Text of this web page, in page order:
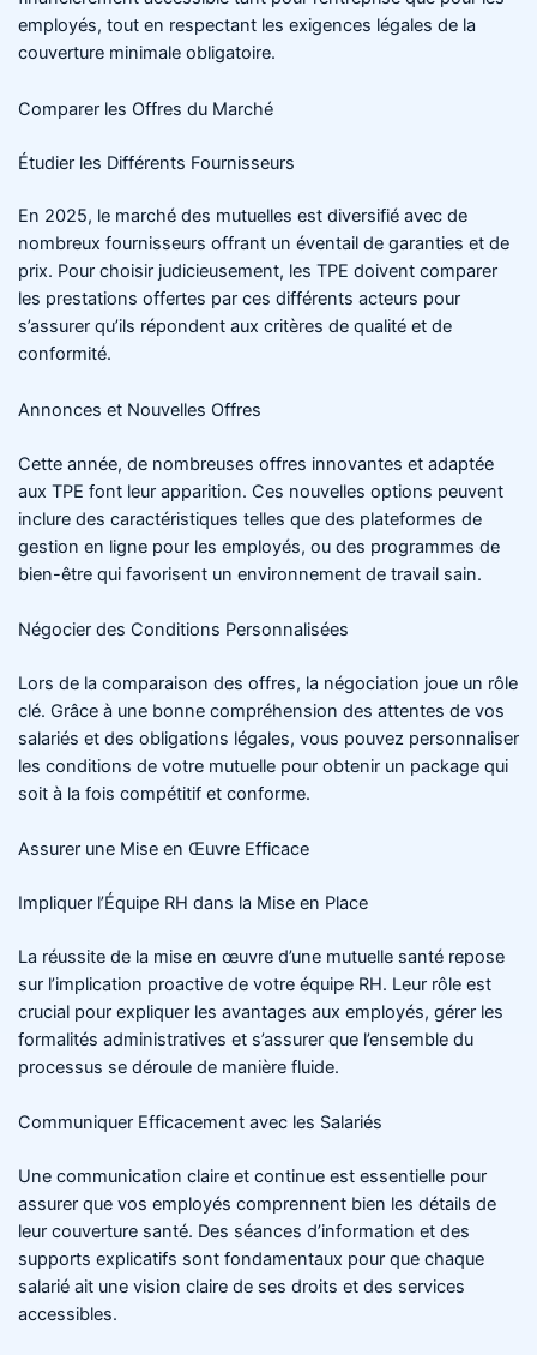
employés, tout en respectant les exigences légales de la
couverture minimale obligatoire.
Comparer les Offres du Marché
Étudier les Différents Fournisseurs
En 2025, le marché des mutuelles est diversifié avec de
nombreux fournisseurs offrant un éventail de garanties et de
prix. Pour choisir judicieusement, les TPE doivent comparer
les prestations offertes par ces différents acteurs pour
s’assurer qu’ils répondent aux critères de qualité et de
conformité.
Annonces et Nouvelles Offres
Cette année, de nombreuses offres innovantes et adaptée
aux TPE font leur apparition. Ces nouvelles options peuvent
inclure des caractéristiques telles que des plateformes de
gestion en ligne pour les employés, ou des programmes de
bien-être qui favorisent un environnement de travail sain.
Négocier des Conditions Personnalisées
Lors de la comparaison des offres, la négociation joue un rôle
clé. Grâce à une bonne compréhension des attentes de vos
salariés et des obligations légales, vous pouvez personnaliser
les conditions de votre mutuelle pour obtenir un package qui
soit à la fois compétitif et conforme.
Assurer une Mise en Œuvre Efficace
Impliquer l’Équipe RH dans la Mise en Place
La réussite de la mise en œuvre d’une mutuelle santé repose
sur l’implication proactive de votre équipe RH. Leur rôle est
crucial pour expliquer les avantages aux employés, gérer les
formalités administratives et s’assurer que l’ensemble du
processus se déroule de manière fluide.
Communiquer Efficacement avec les Salariés
Une communication claire et continue est essentielle pour
assurer que vos employés comprennent bien les détails de
leur couverture santé. Des séances d’information et des
supports explicatifs sont fondamentaux pour que chaque
salarié ait une vision claire de ses droits et des services
accessibles.